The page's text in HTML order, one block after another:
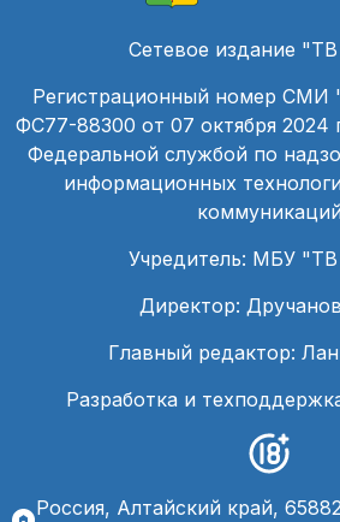
Сетевое издание
Регистрационный номер
ФС77-88300 от 07 октября 2024
Федеральной службой по
информационных
коммуникаций
Учредитель: МБУ
Директор:
Главный редактор:
Разработка и
Россия, Алтайский край,